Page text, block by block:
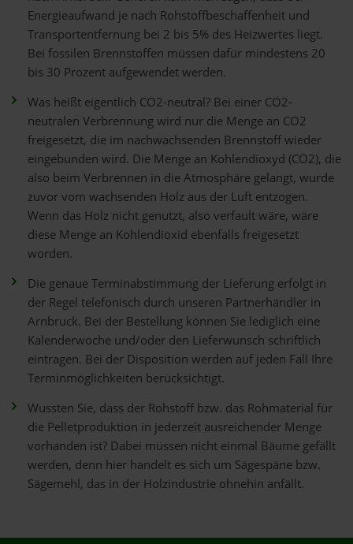
Energieaufwand je nach Rohstoffbeschaffenheit und
Transportentfernung bei 2 bis 5% des Heizwertes liegt.
Bei fossilen Brennstoffen müssen dafür mindestens 20
bis 30 Prozent aufgewendet werden.
Was heißt eigentlich CO2-neutral? Bei einer CO2-
neutralen Verbrennung wird nur die Menge an CO2
freigesetzt, die im nachwachsenden Brennstoff wieder
eingebunden wird. Die Menge an Kohlendioxyd (CO2), die
also beim Verbrennen in die Atmosphäre gelangt, wurde
zuvor vom wachsenden Holz aus der Luft entzogen.
Wenn das Holz nicht genutzt, also verfault wäre, wäre
diese Menge an Kohlendioxid ebenfalls freigesetzt
worden.
Die genaue Terminabstimmung der Lieferung erfolgt in
der Regel telefonisch durch unseren Partnerhändler in
Arnbruck. Bei der Bestellung können Sie lediglich eine
Kalenderwoche und/oder den Lieferwunsch schriftlich
eintragen. Bei der Disposition werden auf jeden Fall Ihre
Terminmöglichkeiten berücksichtigt.
Wussten Sie, dass der Rohstoff bzw. das Rohmaterial für
die Pelletproduktion in jederzeit ausreichender Menge
vorhanden ist? Dabei müssen nicht einmal Bäume gefällt
werden, denn hier handelt es sich um Sägespäne bzw.
Sägemehl, das in der Holzindustrie ohnehin anfällt.